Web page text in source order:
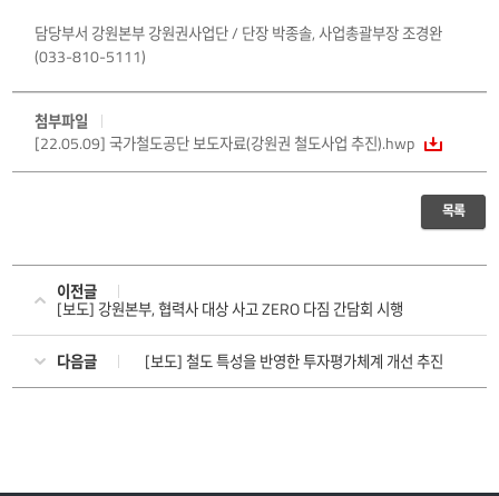
담당부서 강원본부 강원권사업단 / 단장 박종솔, 사업총괄부장 조경완
(033-810-5111)
첨부파일
[22.05.09] 국가철도공단 보도자료(강원권 철도사업 추진).hwp
목록
이전글
[보도] 강원본부, 협력사 대상 사고 ZERO 다짐 간담회 시행
다음글 [보도] 철도 특성을 반영한 투자평가체계 개선 추진